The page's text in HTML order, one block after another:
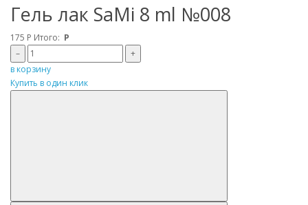
Гель лак SaMi 8 ml №008
175 Р Итого: Р
–
+
в корзину
Купить в один клик